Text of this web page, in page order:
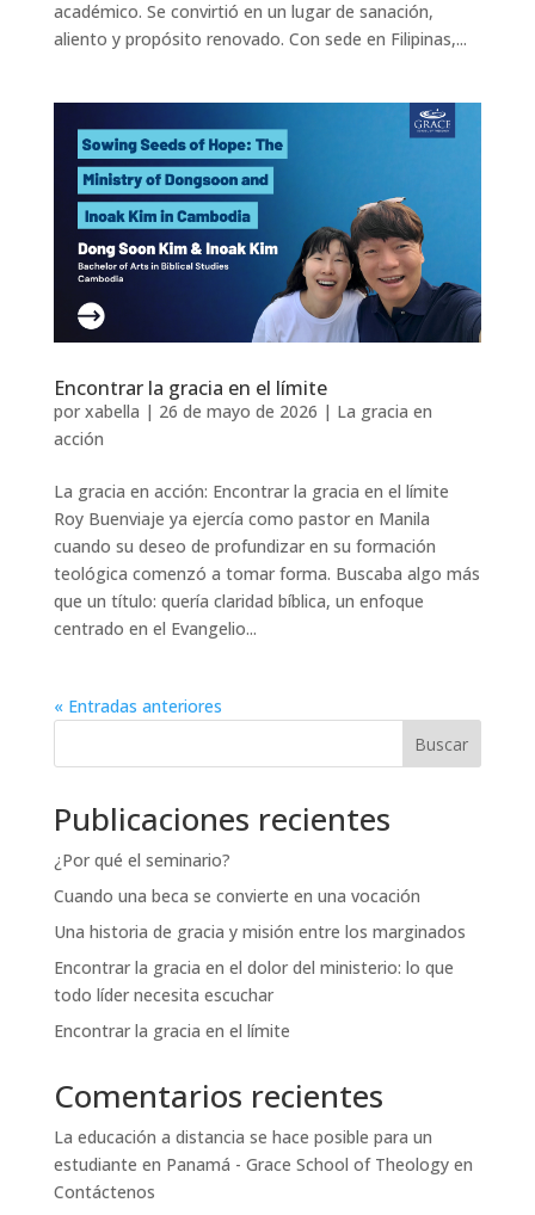
académico. Se convirtió en un lugar de sanación,
aliento y propósito renovado. Con sede en Filipinas,...
Encontrar la gracia en el límite
por xabella | 26 de mayo de 2026 | La gracia en
acción
La gracia en acción: Encontrar la gracia en el límite
Roy Buenviaje ya ejercía como pastor en Manila
cuando su deseo de profundizar en su formación
teológica comenzó a tomar forma. Buscaba algo más
que un título: quería claridad bíblica, un enfoque
centrado en el Evangelio...
« Entradas anteriores
Buscar
Publicaciones recientes
¿Por qué el seminario?
Cuando una beca se convierte en una vocación
Una historia de gracia y misión entre los marginados
Encontrar la gracia en el dolor del ministerio: lo que
todo líder necesita escuchar
Encontrar la gracia en el límite
Comentarios recientes
La educación a distancia se hace posible para un
estudiante en Panamá - Grace School of Theologyen
Contáctenos